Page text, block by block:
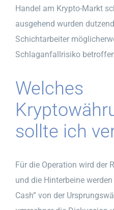
Handel am Krypto-Markt
ausgehend wurden
Schichtarbeiter
Schlaganfallrisiko
Welches
sollte ich
Für die Operation wird der
und die Hinterbeine
Cash” von der